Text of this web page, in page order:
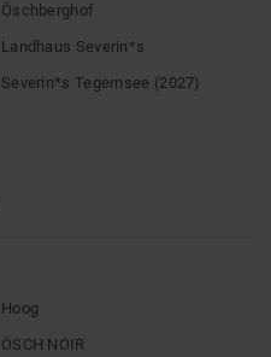
Öschberghof
Landhaus Severin*s
Severin*s Tegernsee (2027)
Hoog
ÖSCH NOIR